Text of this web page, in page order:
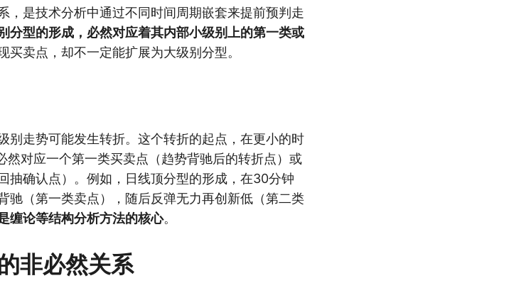
，是技术分析中通过不同时间周期嵌套来提前预判走
分型的形成，必然对应着其内部小级别上的第一类或
买卖点，却不一定能扩展为大级别分型。
别走势可能发生转折。这个转折的起点，在更小的时
对应一个第一类买卖点（趋势背驰后的转折点）或
抽确认点）。例如，日线顶分型的形成，在30分钟
驰（第一类卖点），随后反弹无力再创新低（第二类
缠论等结构分析方法的核心。
非必然关系